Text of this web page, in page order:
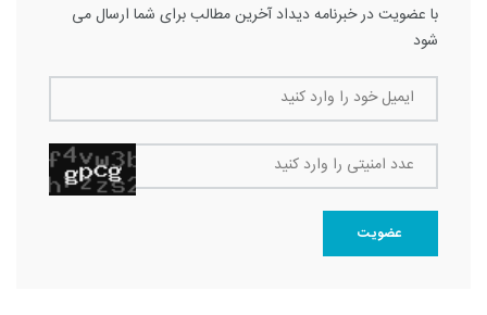
با عضویت در خبرنامه دیداد آخرین مطالب برای شما ارسال می
شود
ایمیل خود را وارد کنید
عدد امنیتی را وارد کنید
عضویت